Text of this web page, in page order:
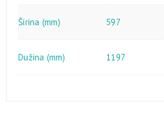
Širina (mm) 597
Dužina (mm) 1197